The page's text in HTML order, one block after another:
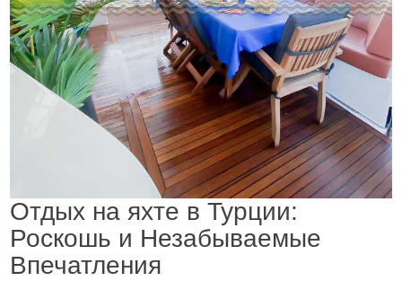
Отдых на яхте в Турции:
Роскошь и Незабываемые
Впечатления